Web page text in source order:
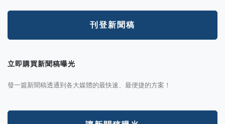
刊登新聞稿
立即購買新聞稿曝光
發一篇新聞稿透通到各大媒體的最快速、最便捷的方案！